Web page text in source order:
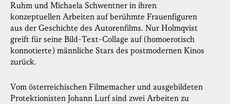
Ruhm und Michaela Schwentner in ihren
konzeptuellen Arbeiten auf berühmte Frauenfiguren
aus der Geschichte des Autorenfilms. Nur Holmqvist
greift für seine Bild-Text-Collage auf (homoerotisch
konnotierte) männliche Stars des postmodernen Kinos
zurück.
Vom österreichischen Filmemacher und ausgebildeten
Protektionisten Johann Lurf sind zwei Arbeiten zu